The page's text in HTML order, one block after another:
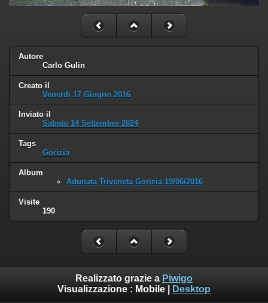
Autore
Carlo Gulin
Creato il
Venerdì 17 Giugno 2016
Inviato il
Sabato 14 Settembre 2024
Tags
Gorizia
Album
Adunata Triveneta Gorizia 19/06/2016
Visite
190
Realizzato grazie a Piwigo
Visualizzazione : Mobile Desktop